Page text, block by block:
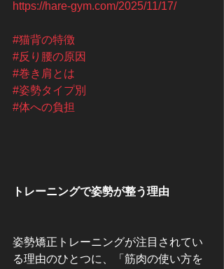
https://hare-gym.com/2025/11/17/
#猫背の特徴
#反り腰の原因
#巻き肩とは
#姿勢タイプ別
#体への負担
トレーニングで姿勢が整う理由
姿勢矯正トレーニングが注目されてい
る理由のひとつに、「筋肉の使い方を